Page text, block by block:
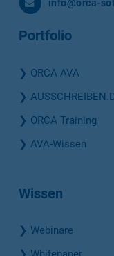
info@orca-
Portfolio
❯ ORCA AVA
❯
❯ ORCA Training
❯ AVA-Wissen
Wissen
❯ Webinare